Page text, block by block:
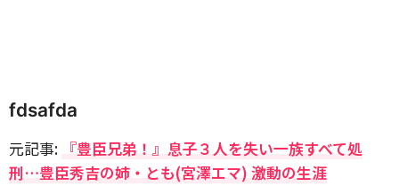
fdsafda
元記事: 『豊臣兄弟！』息子３人を失い一族すべて処
刑…豊臣秀吉の姉・とも(宮澤エマ) 激動の生涯